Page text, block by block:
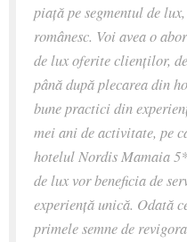
piață pe segmentul de lux,
românesc. Voi avea o
de lux oferite clienților,
până după plecarea din
bune practici din
mei ani de activitate, pe
hotelul Nordis Mamaia
de lux vor beneficia de
experiență unică. Odată
primele semne de